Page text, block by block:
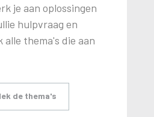
je aan oplossingen
hulpvraag en
alle thema's die aan
de thema's